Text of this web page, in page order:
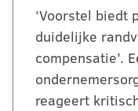
‘Voorstel biedt
duidelijke
compensatie’.
reageert